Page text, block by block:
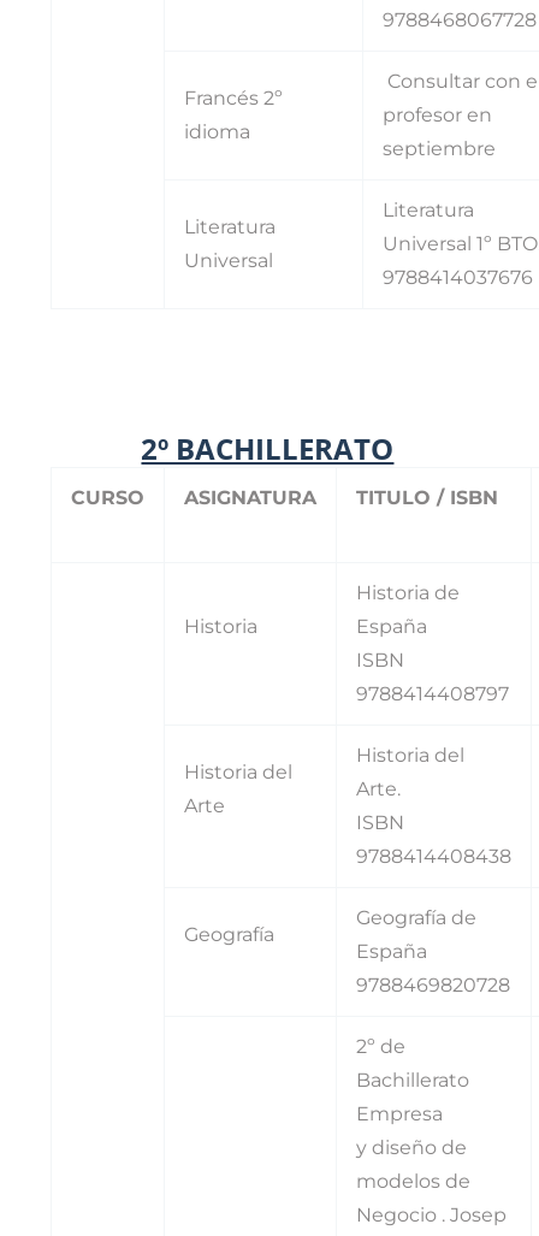
9788468067728
Francés 2º
idioma
Consultar con
profesor en
septiembre
Literatura
Universal
Literatura
Universal 1º
9788414037676
2º BACHILLERATO
CURSO ASIGNATURA TITULO / ISBN
Historia
Historia de
España
ISBN
9788414408797
Historia del
Arte
Historia del
Arte.
ISBN
9788414408438
Geografía
Geografía de
España
9788469820728
2º de
Bachillerato
Empresa
y diseño de
modelos de
Negocio . Josep